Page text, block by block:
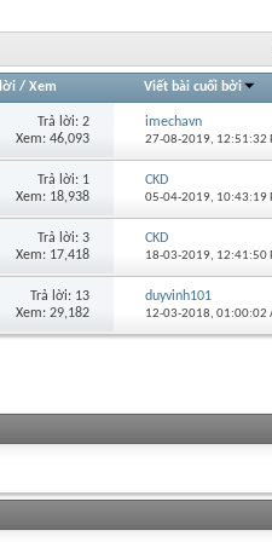
/ Xem Viết bài cuối bởi
Trả lời: 2
Xem: 46,093
imechavn
27-08-2019, 12:51:32
Trả lời: 1
Xem: 18,938
CKD
05-04-2019, 10:43:19
Trả lời: 3
Xem: 17,418
CKD
18-03-2019, 12:41:50
Trả lời: 13
Xem: 29,182
duyvinh101
12-03-2018,01:00:02